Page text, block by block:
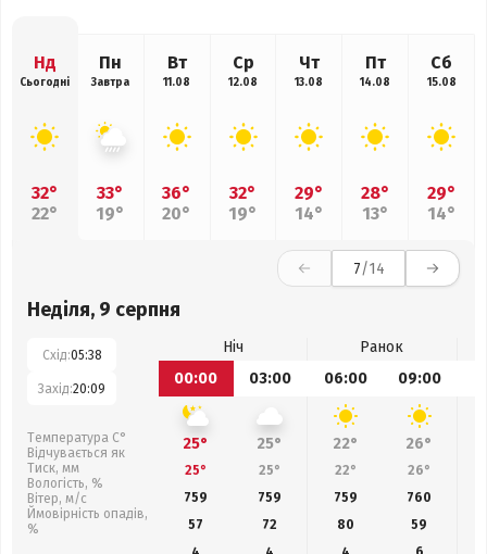
Нд
Сьогодні
32°
22°
Пн
Завтра
33°
19°
Вт
11.08
36°
20°
Ср
12.08
32°
19°
Чт
13.08
29°
14°
Пт
14.08
28°
13°
Сб
15.08
29°
14°
7/14
Неділя, 9 серпня
Схід:05:38
Захід:20:09
Температура С°
Відчувається як
Тиск, мм
Вологість, %
Вітер, м/с
Ймовірність опадів,
%
Ніч
Ранок
00:00
03:00 06:00 09:00
25° 25° 22° 26°
25° 25° 22° 26°
759
759 759 760
57
72 80 59